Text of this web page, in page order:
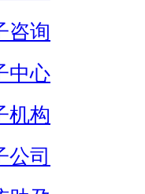
咨询
中心
机构
公司